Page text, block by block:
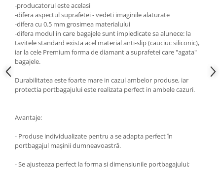
-producatorul este acelasi
-difera aspectul suprafetei - vedeti imaginile alaturate
-difera cu 0.5 mm grosimea materialului
-difera modul in care bagajele sunt impiedicate sa alunece: la
tavitele standard exista acel material anti-slip (cauciuc siliconic),
iar la cele Premium forma de diamant a suprafetei care "agata"
bagajele.
Durabilitatea este foarte mare in cazul ambelor produse, iar
protectia portbagajului este realizata perfect in ambele cazuri.
Avantaje:
- Produse individualizate pentru a se adapta perfect în
portbagajul maşinii dumneavoastră.
- Se ajusteaza perfect la forma si dimensiunile portbagajului;